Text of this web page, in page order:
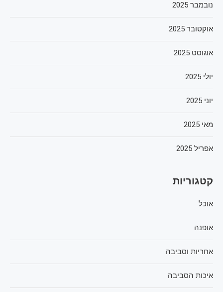
נובמבר 2025
אוקטובר 2025
אוגוסט 2025
יולי 2025
יוני 2025
מאי 2025
אפריל 2025
קטגוריות
אוכל
אופנה
אחריות וסביבה
איכות הסביבה